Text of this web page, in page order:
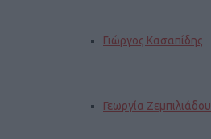
Γιώργος Κασαπίδης
Γεωργία Ζεμπιλιάδου